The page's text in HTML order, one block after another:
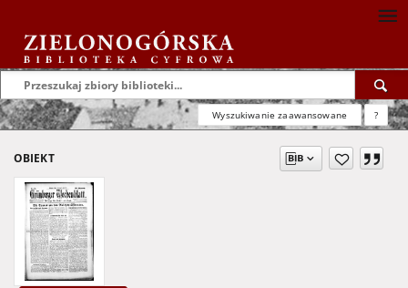
Wyszukiwanie zaawansowane ?
OBIEKT